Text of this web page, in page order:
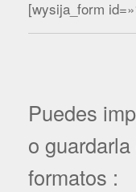
[wysija_form
Puedes
o
formatos :